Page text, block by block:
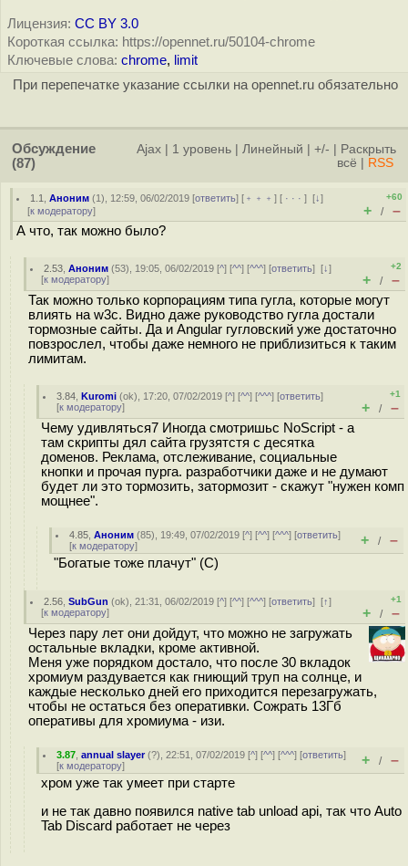
Лицензия: CC BY 3.0
Короткая ссылка: https://opennet.ru/50104-chrome
Ключевые слова: chrome, limit
При перепечатке указание ссылки на opennet.ru обязательно
Обсуждение
(87)
Ajax 1 уровень Линейный +/-
Раскрыть
всё
RSS
1.1 ,Аноним (1), 12:59, 06/02/2019 [ответить] [ ﹢﹢﹢] [ · · ·][↓]
[к модератору]
+60
+ / –
А что, так можно было?
2.53 ,Аноним (53), 19:05, 06/02/2019 [^] [^^] [^^^] [ответить][↓]
[к модератору]
+2
+ / –
Так можно только корпорациям типа гугла, которые могут
влиять на w3c. Видно даже руководство гугла достали
тормозные сайты. Да и Angular гугловский уже достаточно
повзрослел, чтобы даже немного не приблизиться к таким
лимитам.
3.84 ,Kuromi (ok), 17:20, 07/02/2019 [^] [^^] [^^^] [ответить]
[к модератору]
+1
+ / –
Чему удивляться7 Иногда смотришьс NoScript - а
там скрипты дял сайта грузятстя с десятка
доменов. Реклама, отслеживание, социальные
кнопки и прочая пурга. разработчики даже и не думают
будет ли это тормозить, затормозит - скажут "нужен комп
мощнее".
4.85 ,Аноним (85), 19:49, 07/02/2019 [^] [^^] [^^^] [ответить]
[к модератору] + / –
"Богатые тоже плачут" (С)
2.56 ,SubGun (ok), 21:31, 06/02/2019 [^] [^^] [^^^] [ответить][↑]
[к модератору]
+1
+ / –
Через пару лет они дойдут, что можно не загружать
остальные вкладки, кроме активной.
Меня уже порядком достало, что после 30 вкладок
хромиум раздувается как гниющий труп на солнце, и
каждые несколько дней его приходится перезагружать,
чтобы не остаться без оперативки. Сожрать 13Гб
оперативы для хромиума - изи.
3.87 ,annual slayer(?), 22:51, 07/02/2019 [^] [^^] [^^^] [ответить]
[к модератору] + / –
хром уже так умеет при старте
и не так давно появился native tab unload api, так что Auto
Tab Discard работает не через